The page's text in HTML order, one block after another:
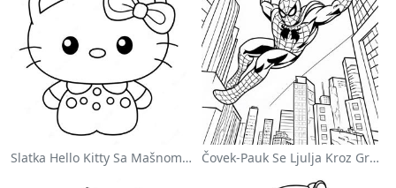
Slatka Hello Kitty Sa Mašnom - Bojanka Čovek-Pauk Se Ljulja Kroz Grad - Bojanka